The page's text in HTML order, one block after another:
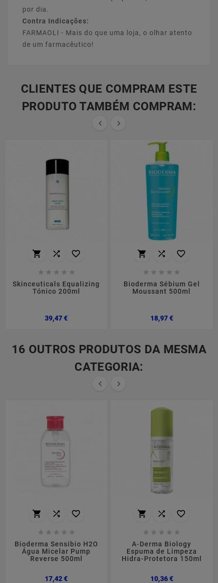
por dia.
Contra Indicações:
FARMAOLI - Mais do que uma loja, o olhar atento
de um farmacêutico!
CLIENTES QUE COMPRAM ESTE
PRODUTO TAMBÉM COMPRAM:
 
  
    
Skinceuticals Equalizing
Tónico 200ml
39,47 €Preço
  
    
Bioderma Sébium Gel
Moussant 500ml
18,97 €Preço
16 OUTROS PRODUTOS DA MESMA
CATEGORIA:
 
  
    
Bioderma Sensibio H2O
Água Micelar Pump
Reverse 500ml
17,42 €Preço
  
    
A-Derma Biology
Espuma de Limpeza
Hidra-Protetora 150ml
10,36 €Preço